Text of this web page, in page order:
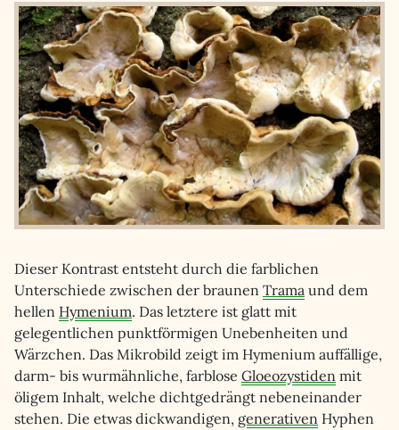
Dieser Kontrast entsteht durch die farblichen
Unterschiede zwischen der braunen Trama und dem
hellen Hymenium. Das letztere ist glatt mit
gelegentlichen punktförmigen Unebenheiten und
Wärzchen. Das Mikrobild zeigt im Hymenium auffällige,
darm- bis wurmähnliche, farblose Gloeozystiden mit
öligem Inhalt, welche dichtgedrängt nebeneinander
stehen. Die etwas dickwandigen, generativen Hyphen